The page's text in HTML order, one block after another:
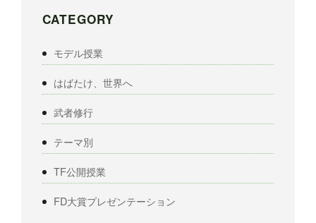
CATEGORY
モデル授業
はばたけ、世界へ
武者修行
テーマ別
TF公開授業
FD大賞プレゼンテーション